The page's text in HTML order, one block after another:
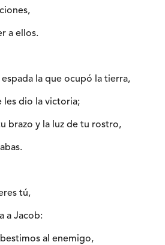
a ellos.
espada la que ocupó la tierra,
les dio la victoria;
brazo y la luz de tu rostro,
tú,
a Jacob:
al enemigo,